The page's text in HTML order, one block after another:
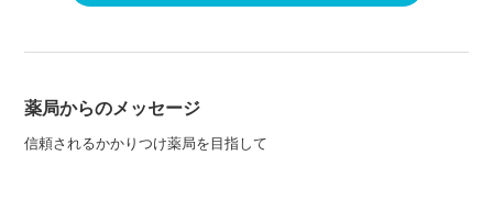
薬局からのメッセージ
信頼されるかかりつけ薬局を目指して